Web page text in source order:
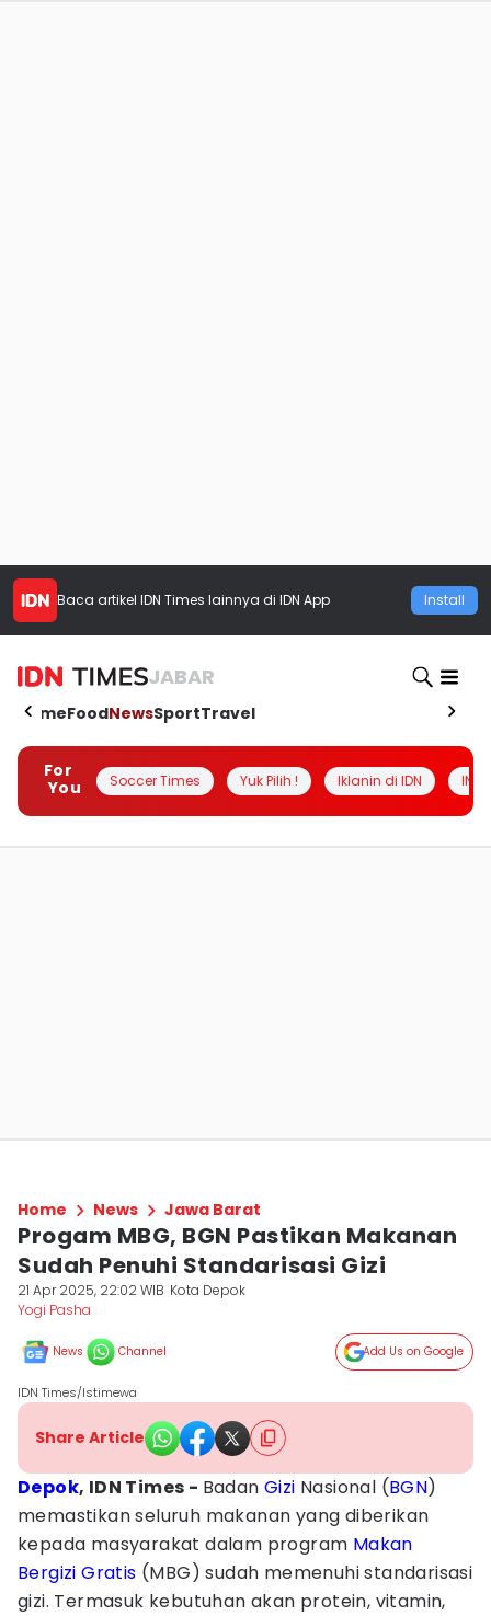
Baca artikel IDN Times lainnya di IDN App Install
JABAR
HomeFoodNewsSportTravel
For
You
Soccer Times Yuk Pilih ! Iklanin di IDN
Home News Jawa Barat
Progam MBG, BGN Pastikan Makanan
Sudah Penuhi Standarisasi Gizi
21 Apr 2025, 22:02 WIB Kota Depok
Yogi Pasha
News Channel Add Us on Google
IDN Times/Istimewa
Share Article
Depok, IDN Times - BadanGizi Nasional (BGN)
memastikan seluruh makanan yang diberikan
kepada masyarakat dalam program Makan
Bergizi Gratis (MBG) sudah memenuhi standarisasi
gizi. Termasuk kebutuhan akan protein, vitamin,